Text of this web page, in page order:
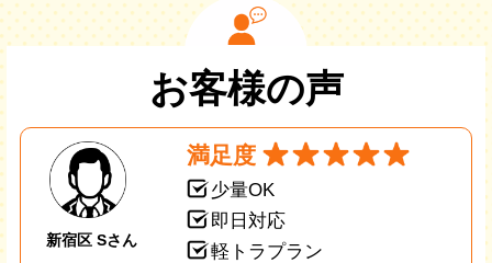
お客様の声
新宿区 Sさん
満足度
少量OK
即日対応
軽トラプラン